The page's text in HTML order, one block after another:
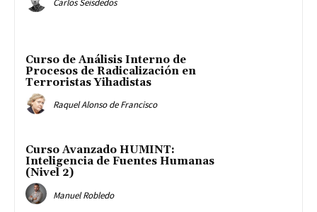
Carlos Seisdedos
Curso de Análisis Interno de
Procesos de Radicalización en
Terroristas Yihadistas
Raquel Alonso de Francisco
Curso Avanzado HUMINT:
Inteligencia de Fuentes Humanas
(Nivel 2)
Manuel Robledo